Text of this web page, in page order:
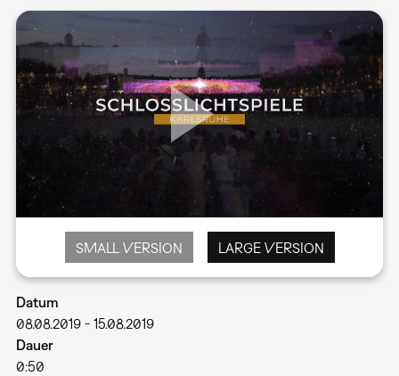
SMALL VERSION LARGE VERSION
Datum
08.08.2019- 15.08.2019
Dauer
0:50